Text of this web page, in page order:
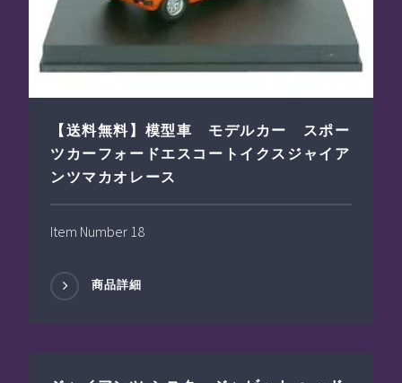
【送料無料】模型車 モデルカー スポー
ツカーフォードエスコートイクスジャイア
ンツマカオレース
Item Number 18
商品詳細